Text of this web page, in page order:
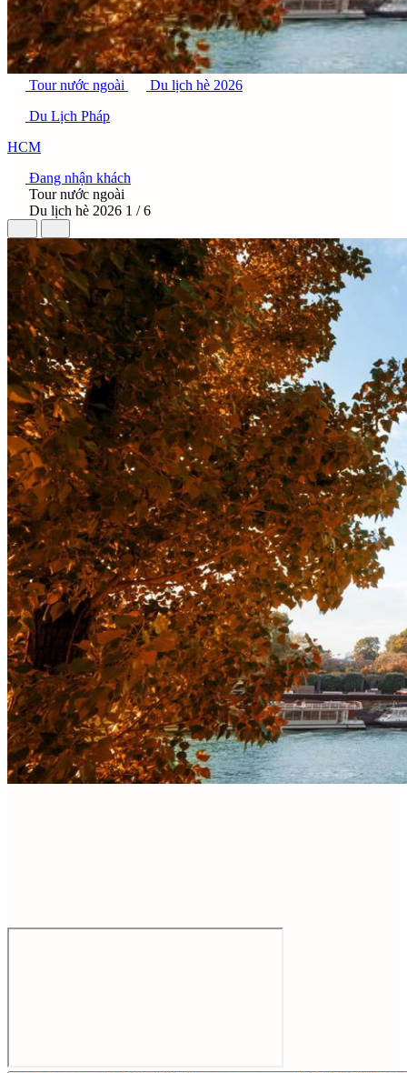
Tour nước ngoài
Du lịch hè 2026
Du Lịch Pháp
HCM
Đang nhận khách
Tour nước ngoài
Du lịch hè 2026 1 / 6